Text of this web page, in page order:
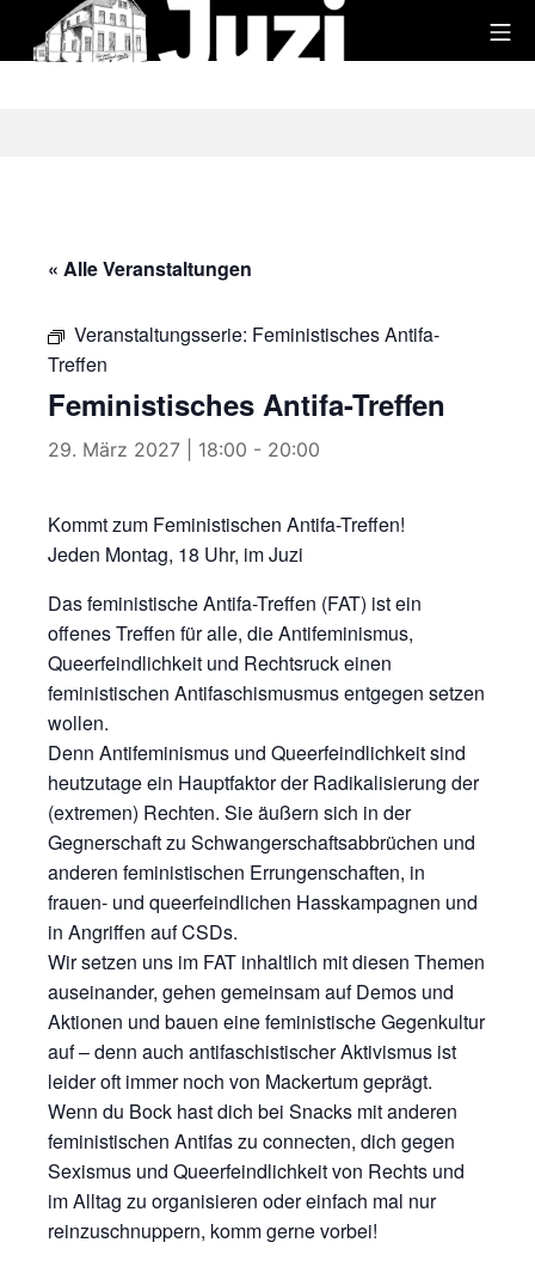
Inhalt
« Alle Veranstaltungen
Veranstaltungsserie: Feministisches Antifa-
Treffen
Feministisches Antifa-Treffen
29. März 2027 | 18:00 - 20:00
Kommt zum Feministischen Antifa-Treffen!
Jeden Montag, 18 Uhr, im Juzi
Das feministische Antifa-Treffen (FAT) ist ein
offenes Treffen für alle, die Antifeminismus,
Queerfeindlichkeit und Rechtsruck einen
feministischen Antifaschismusmus entgegen setzen
wollen.
Denn Antifeminismus und Queerfeindlichkeit sind
heutzutage ein Hauptfaktor der Radikalisierung der
(extremen) Rechten. Sie äußern sich in der
Gegnerschaft zu Schwangerschaftsabbrüchen und
anderen feministischen Errungenschaften, in
frauen- und queerfeindlichen Hasskampagnen und
in Angriffen auf CSDs.
Wir setzen uns im FAT inhaltlich mit diesen Themen
auseinander, gehen gemeinsam auf Demos und
Aktionen und bauen eine feministische Gegenkultur
auf – denn auch antifaschistischer Aktivismus ist
leider oft immer noch von Mackertum geprägt.
Wenn du Bock hast dich bei Snacks mit anderen
feministischen Antifas zu connecten, dich gegen
Sexismus und Queerfeindlichkeit von Rechts und
im Alltag zu organisieren oder einfach mal nur
reinzuschnuppern, komm gerne vorbei!